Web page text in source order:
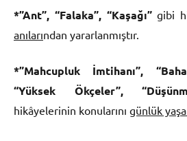
*”Ant”, “Falaka”, “Kaşağı”gibi
anılarından yararlanmıştır.
*”Mahcupluk İmtihanı”,
“Yüksek Ökçeler”,
hikâyelerinin konularını günlük